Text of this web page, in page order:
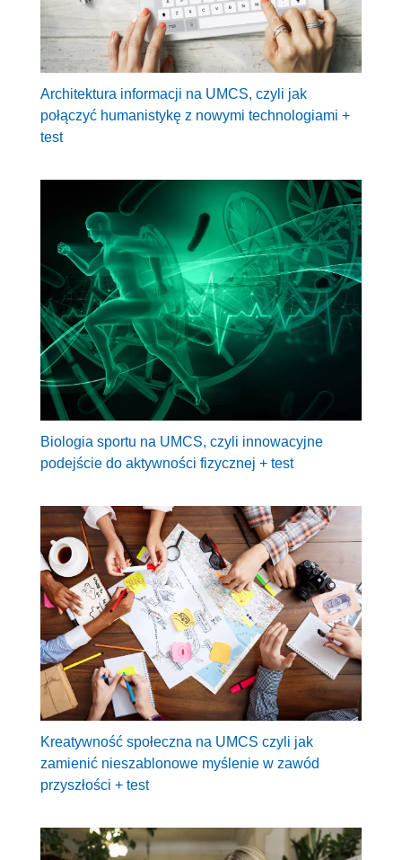
Architektura informacji na UMCS, czyli jak
połączyć humanistykę z nowymi technologiami +
test
Biologia sportu na UMCS, czyli innowacyjne
podejście do aktywności fizycznej + test
Kreatywność społeczna na UMCS czyli jak
zamienić nieszablonowe myślenie w zawód
przyszłości + test